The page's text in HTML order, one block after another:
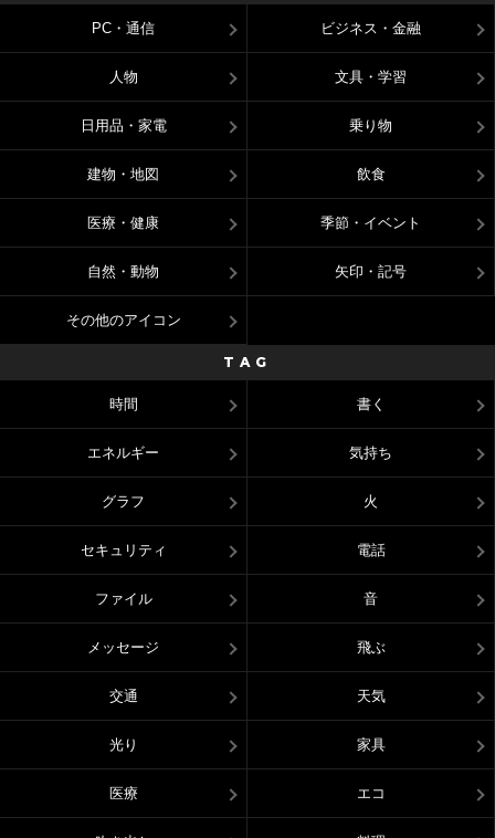
PC・通信 ビジネス・金融
人物 文具・学習
日用品・家電 乗り物
建物・地図 飲食
医療・健康 季節・イベント
自然・動物 矢印・記号
その他のアイコン
TAG
時間 書く
エネルギー 気持ち
グラフ 火
セキュリティ 電話
ファイル 音
メッセージ 飛ぶ
交通 天気
光り 家具
医療 エコ